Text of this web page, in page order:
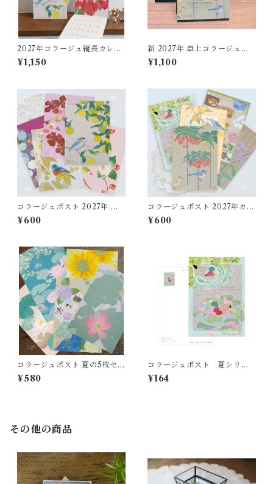
2027年コラージュ縦長カレン
ダー「草花添装（そうか・そ
うそう）」
¥1,150
新 2027年 卓上コラージュカ
レンダー
¥1,100
コラージュポスト 2027年 草
花添装 5枚Set
¥600
コラージュポスト 2027年カレ
ンダー 5枚Set
¥600
コラージュポスト 夏の5枚セッ
ト
¥580
コラージュポスト 夏シリー
ズ
¥164
その他の商品